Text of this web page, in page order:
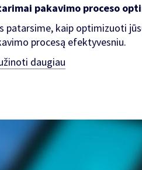
pakavimo proceso
patarsime, kaip optimizuoti
procesą efektyvesniu.
daugiau